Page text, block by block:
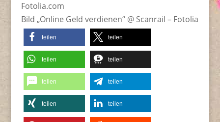
Fotolia.com
Bild „Online Geld verdienen“ @ Scanrail – Fotolia
teilen teilen
teilen teilen
teilen teilen
teilen teilen